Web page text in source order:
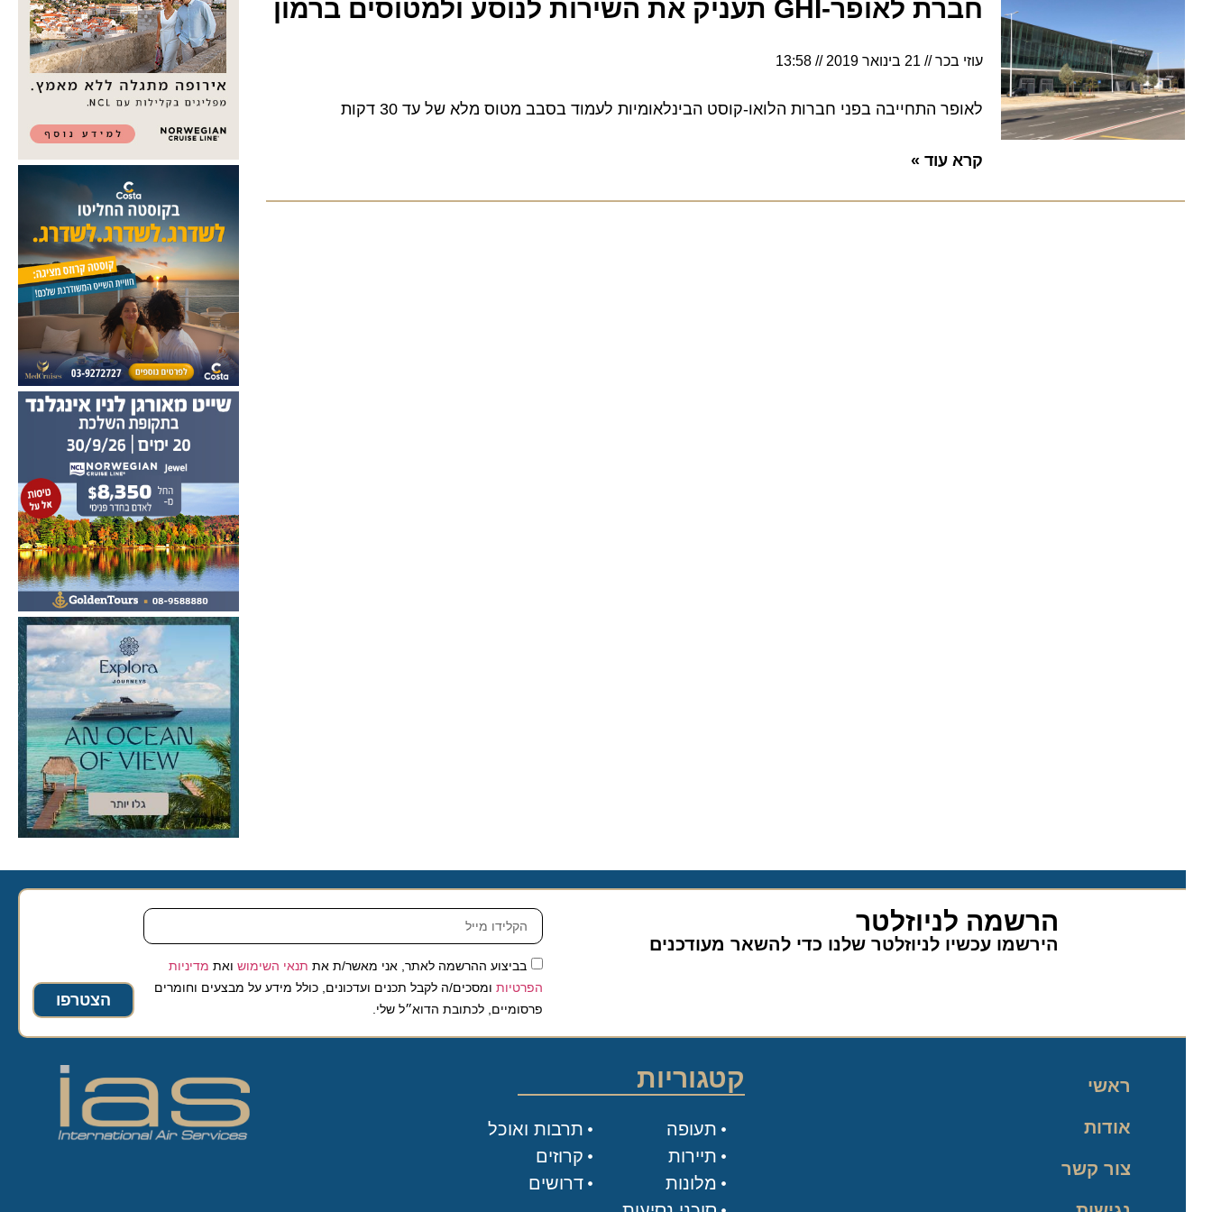
חברת לאופר-GHI תעניק את השירות לנוסע ולמטוסים ברמון
עוזי בכר 21 בינואר 2019 13:58
לאופר התחייבה בפני חברות הלואו-קוסט הבינלאומיות לעמוד בסבב מטוס מלא של עד 30 דקות
קרא עוד »
הרשמה לניוזלטר
הירשמו עכשיו לניוזלטר שלנו כדי להשאר מעודכנים
בביצוע ההרשמה לאתר, אני מאשר/ת אתתנאי השימושואת מדיניות
הפרטיותומסכים/ה לקבל תכנים ועדכונים, כולל מידע על מבצעים וחומרים
פרסומיים, לכתובת הדוא״ל שלי.
הצטרפו
ראשי
אודות
צור קשר
קטגוריות
תעופה
תיירות
מלונות
תרבות ואוכל
קרוזים
דרושים